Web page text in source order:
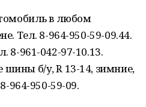
в любом
Тел. 8-964-950-59-09.44.
8-961-042-97-10.13.
б/у, R 13-14, зимние,
964-950-59-09.